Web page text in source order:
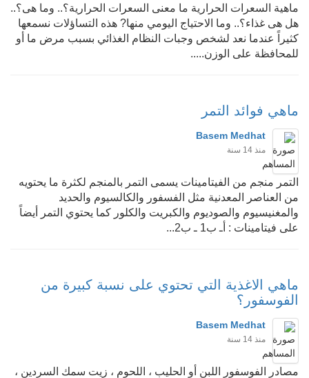
ماهية السعرات الحرارية ما معنى السعرات الحرارية؟.. وما هى؟..
هل هى غذاء؟.. وما الاحتياج اليومي منها? هذه التساؤلات نسمعها
كثيراً عندما نعد لشخص وجبات النظام الغذائي بسبب مرض ما أو
للمحافظة على الوزن.....
ماهي فوائد التمر
Basem Medhat
منذ 14 سنة
التمر منجم من الفيتامينات يسمى التمر بالمنجم لكثرة ما يحتويه
من العناصر المعدنية مثل الفسفور والكالسيوم والحديد
والمغنيسيوم والصوديوم والكبريت والكلور كما يحتوي التمر أيضاً
على فيتامينات : أـ ب1 ـ ب2...
ماهي الاغذية التي تحتوي على نسبة كبيرة من
الفوسفور؟
Basem Medhat
منذ 14 سنة
مصادر الفوسفور اللبن أو الحليب ، اللحوم ، زيت سمك السردين ،